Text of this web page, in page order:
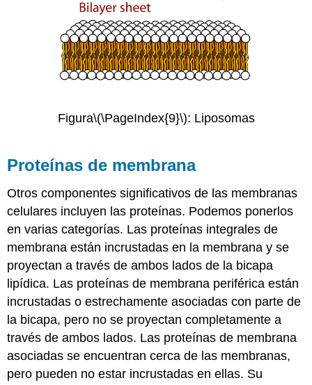
Figura\(\PageIndex{9}\): Liposomas
Proteínas de membrana
Otros componentes significativos de las membranas
celulares incluyen las proteínas. Podemos ponerlos
en varias categorías. Las proteínas integrales de
membrana están incrustadas en la membrana y se
proyectan a través de ambos lados de la bicapa
lipídica. Las proteínas de membrana periférica están
incrustadas o estrechamente asociadas con parte de
la bicapa, pero no se proyectan completamente a
través de ambos lados. Las proteínas de membrana
asociadas se encuentran cerca de las membranas,
pero pueden no estar incrustadas en ellas. Su